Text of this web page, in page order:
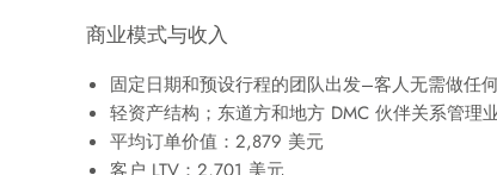
商业模式与收入
固定日期和预设行程的团队出发–客人无需做任
轻资产结构；东道方和地方 DMC 伙伴关系管理
平均订单价值：2,879 美元